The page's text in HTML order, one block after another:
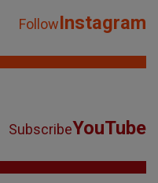
FollowInstagram
SubscribeYouTube